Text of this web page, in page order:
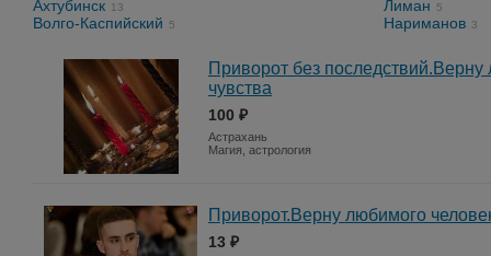
Ахтубинск 13
Волго-Каспийский 5
Лиман 5
Нариманов 3
Приворот без последствий.Верну
чувства
100 ₽
Астрахань
Магия, астрология
Приворот.Верну любимого
13 ₽